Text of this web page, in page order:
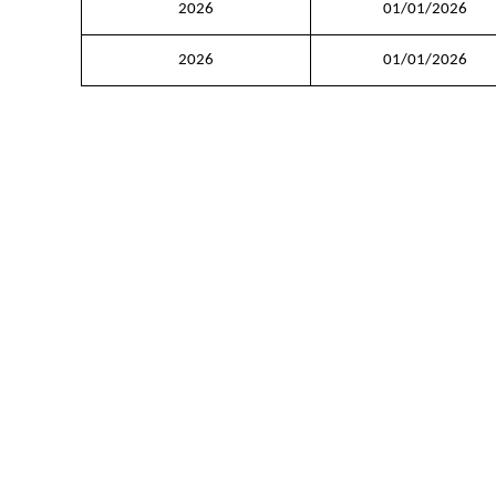
2026 01/01/2026
2026 01/01/2026